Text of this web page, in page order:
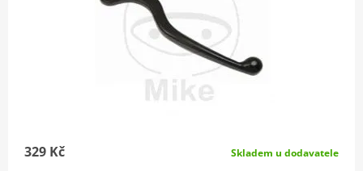
329 Kč Skladem u dodavatele